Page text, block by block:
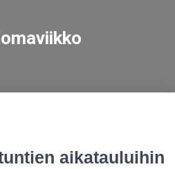
aikatauluihin